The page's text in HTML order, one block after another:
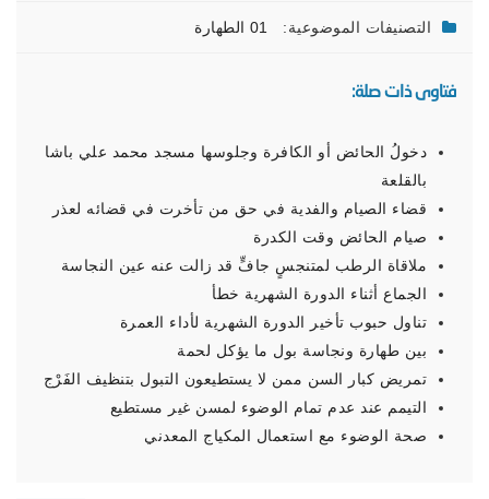
التصنيفات الموضوعية: 01 الطهارة
فتاوى ذات صلة:
دخولُ الحائض أو الكافرة وجلوسها مسجد محمد علي باشا
بالقلعة
قضاء الصيام والفدية في حق من تأخرت في قضائه لعذر
صيام الحائض وقت الكدرة
ملاقاة الرطب لمتنجسٍ جافٍّ قد زالت عنه عين النجاسة
الجماع أثناء الدورة الشهرية خطأ
تناول حبوب تأخير الدورة الشهرية لأداء العمرة
بين طهارة ونجاسة بول ما يؤكل لحمة
تمريض كبار السن ممن لا يستطيعون التبول بتنظيف الفَرْج
التيمم عند عدم تمام الوضوء لمسن غير مستطيع
صحة الوضوء مع استعمال المكياج المعدني